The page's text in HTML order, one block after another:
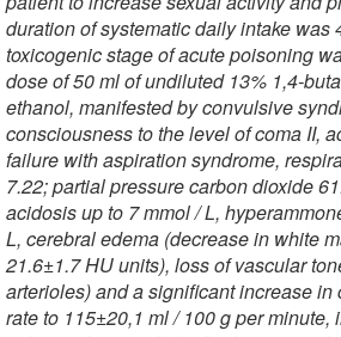
duration of systematic daily intake was
toxicogenic stage of acute poisoning
dose of 50 ml of undiluted 13% 1,4-
ethanol, manifested by convulsive
consciousness to the level of coma II,
failure with aspiration syndrome,
7.22; partial pressure carbon dioxide
acidosis up to 7 mmol / L,
L, cerebral edema (decrease in white
21.6±1.7 HU units), loss of vascular
arterioles) and a significant increase
rate to 115±20,1 ml / 100 g per minute,